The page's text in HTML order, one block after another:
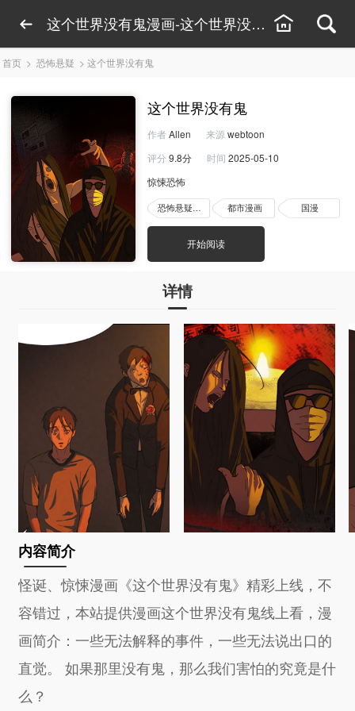
这个世界没有鬼漫画-这个世界没有鬼漫画线上
首页 > 恐怖悬疑 > 这个世界没有鬼
这个世界没有鬼
作者 Allen 来源 webtoon
评分 9.8分 时间 2025-05-10
惊悚恐怖
恐怖悬疑漫画 都市漫画 国漫
开始阅读
详情
内容简介
怪诞、惊悚漫画《这个世界没有鬼》精彩上线，不
容错过，本站提供漫画这个世界没有鬼线上看，漫
画简介：一些无法解释的事件，一些无法说出口的
直觉。 如果那里没有鬼，那么我们害怕的究竟是什
么？